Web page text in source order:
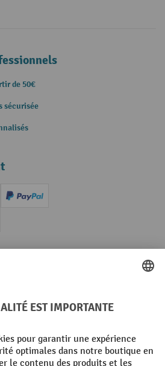
de 50€
sécurisée
(Visa)
PayPal
anticipé
Mentions légales